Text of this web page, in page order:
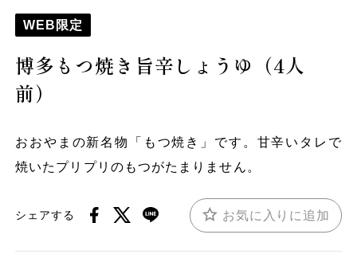
WEB限定
博多もつ焼き旨辛しょうゆ（4人
前）
おおやまの新名物「もつ焼き」です。甘辛いタレで
焼いたプリプリのもつがたまりません。
シェアする お気に入りに追加